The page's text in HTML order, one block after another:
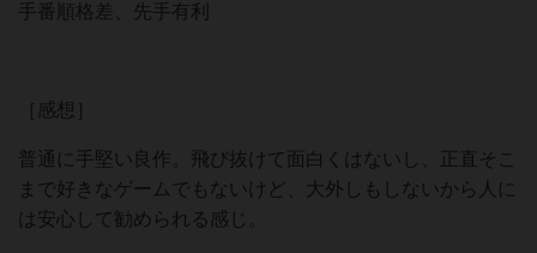
手番順格差、先手有利
［感想］
普通に手堅い良作。飛び抜けて面白くはないし、正直そこ
まで好きなゲームでもないけど、大外しもしないから人に
は安心して勧められる感じ。